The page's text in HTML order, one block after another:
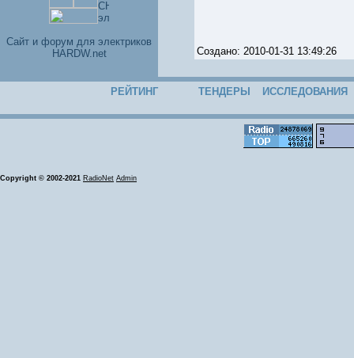
Cайт и форум для электриков
HARDW.net
Создано: 2010-01-31 13:49:26
РЕЙТИНГ ТЕНДЕРЫ ИССЛЕДОВАНИЯ
Copyright © 2002-2021 RadioNet Admin